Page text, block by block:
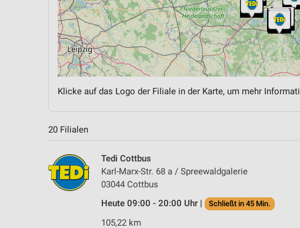
Klicke auf das Logo der Filiale in der Karte, um mehr
20 Filialen
Tedi Cottbus
Karl-Marx-Str. 68 a / Spreewaldgalerie
03044 Cottbus
Heute 09:00 - 20:00 Uhr |
Schließt in 45 Min.
105,22 km